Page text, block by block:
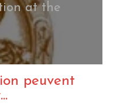
at the
peuvent